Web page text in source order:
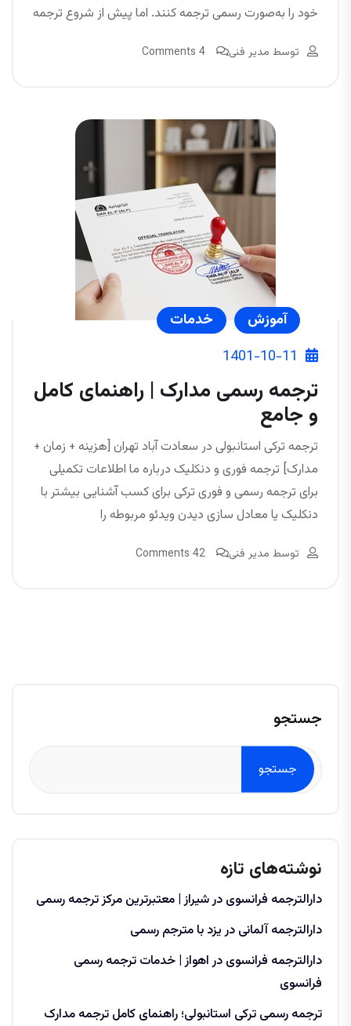
خود را به‌صورت رسمی ترجمه کنند. اما پیش از شروع ترجمه
توسط مدیر فنی 4 Comments
آموزش
خدمات
1401-10-11
ترجمه رسمی مدارک | راهنمای کامل
و جامع
ترجمه ترکی استانبولی در سعادت آباد تهران [هزینه + زمان +
مدارک] ترجمه فوری و دنکلیک درباره ما اطلاعات تکمیلی
برای ترجمه رسمی و فوری ترکی برای کسب آشنایی بیشتر با
دنکلیک یا معادل سازی دیدن ویدئو مربوطه را
توسط مدیر فنی 42 Comments
جستجو
جستجو
نوشته‌های تازه
دارالترجمه فرانسوی در شیراز | معتبرترین مرکز ترجمه رسمی
دارالترجمه آلمانی در یزد با مترجم رسمی
دارالترجمه فرانسوی در اهواز | خدمات ترجمه رسمی
فرانسوی
ترجمه رسمی ترکی استانبولی؛ راهنمای کامل ترجمه مدارک